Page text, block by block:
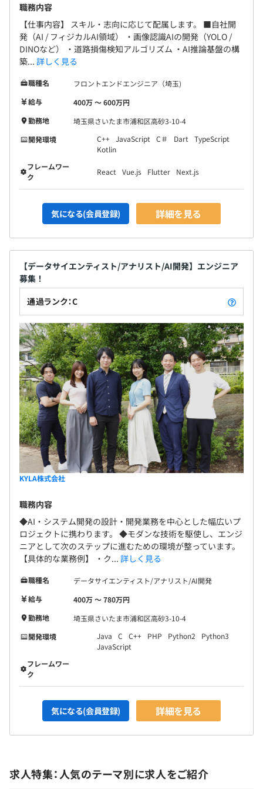
職務内容
【仕事内容】 スキル・志向に応じて配属します。 ■自社開
発（AI / フィジカルAI領域） ・画像認識AIの開発（YOLO /
DINOなど） ・道路損傷検知アルゴリズム ・AI推論基盤の構
築... 詳しく見る
職種名
フロントエンドエンジニア（埼玉)
給与
400万 〜 600万円
勤務地
埼玉県さいたま市浦和区高砂3-10-4
開発環境
C++ JavaScript C＃ Dart
TypeScript
Kotlin
フレームワー
ク
React Vue.js Flutter Next.js
気になる(会員登録) 詳細を見る
【データサイエンティスト/アナリスト/AI開発】エンジニア
募集！
通過ランク：C
KYLA株式会社
職務内容
◆AI・システム開発の設計・開発業務を中心とした幅広いプ
ロジェクトに携わります。 ◆モダンな技術を駆使し、エンジ
ニアとして次のステップに進むための環境が整っています。
【具体的な業務例】 ・ク... 詳しく見る
職種名
データサイエンティスト/アナリスト/AI開発
給与
400万 〜 780万円
勤務地
埼玉県さいたま市浦和区高砂3-10-4
開発環境
Java C C++ PHP Python2
Python3
JavaScript
フレームワー
ク
気になる(会員登録) 詳細を見る
求人特集：人気のテーマ別に求人をご紹介